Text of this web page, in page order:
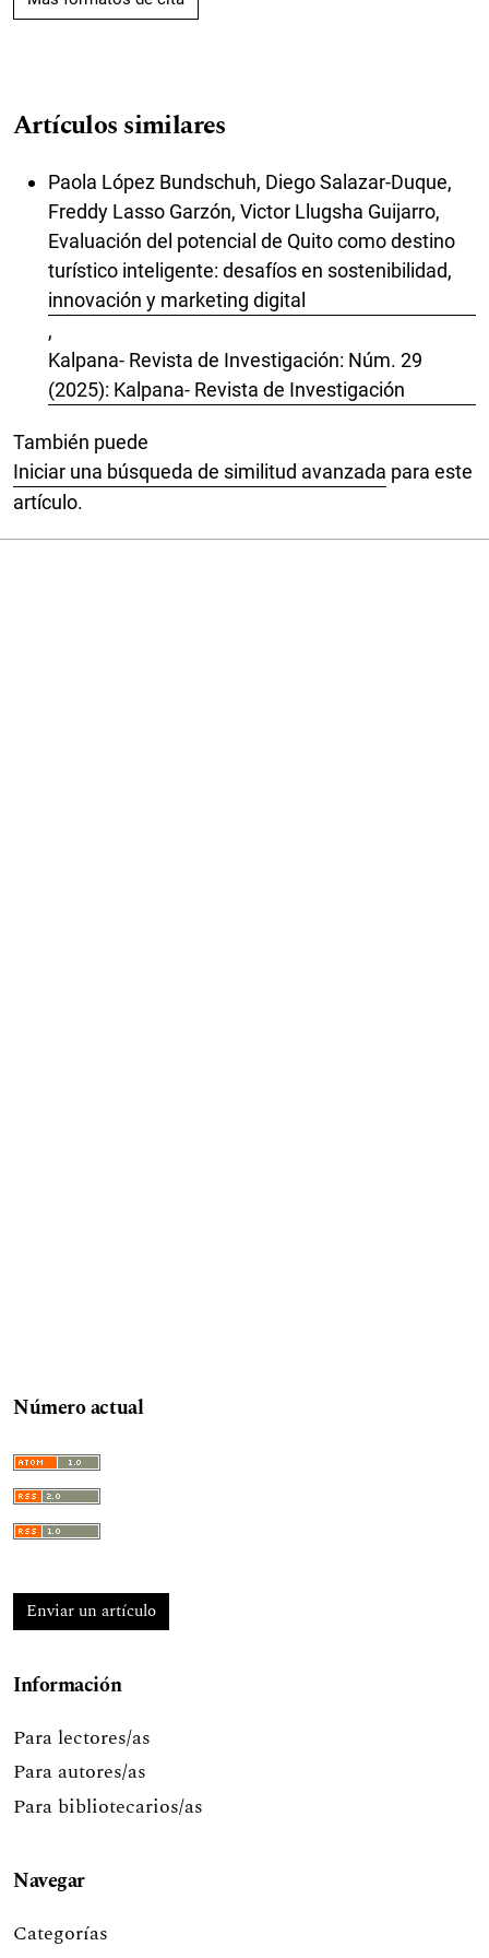
Artículos similares
Paola López Bundschuh, Diego Salazar-Duque,
Freddy Lasso Garzón, Victor Llugsha Guijarro,
Evaluación del potencial de Quito como destino
turístico inteligente: desafíos en sostenibilidad,
innovación y marketing digital
,
Kalpana- Revista de Investigación: Núm. 29
(2025): Kalpana- Revista de Investigación
También puede
Iniciar una búsqueda de similitud avanzada para este
artículo.
Número actual
Enviar un artículo
Información
Para lectores/as
Para autores/as
Para bibliotecarios/as
Navegar
Categorías